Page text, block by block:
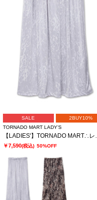
SALE
2BUY10%
TORNADO MART LADY’S
【LADIES'】
￥7,590(税込) 50%OFF